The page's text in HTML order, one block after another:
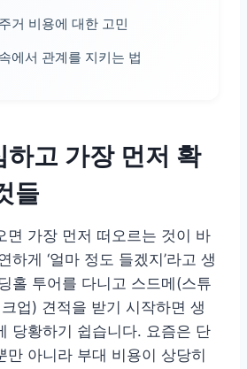
거 비용에 대한 고민
에서 관계를 지키는 법
하고 가장 먼저 확
들
면 가장 먼저 떠오르는 것이 바
하게 ‘얼마 정도 들겠지’라고 생
홀 투어를 다니고 스드메(스튜
업) 견적을 받기 시작하면 생
당황하기 쉽습니다. 요즘은 단
만 아니라 부대 비용이 상당히